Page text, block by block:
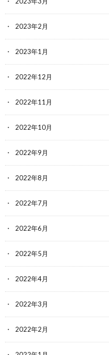
2023年2月
2023年1月
2022年12月
2022年11月
2022年10月
2022年9月
2022年8月
2022年7月
2022年6月
2022年5月
2022年4月
2022年3月
2022年2月